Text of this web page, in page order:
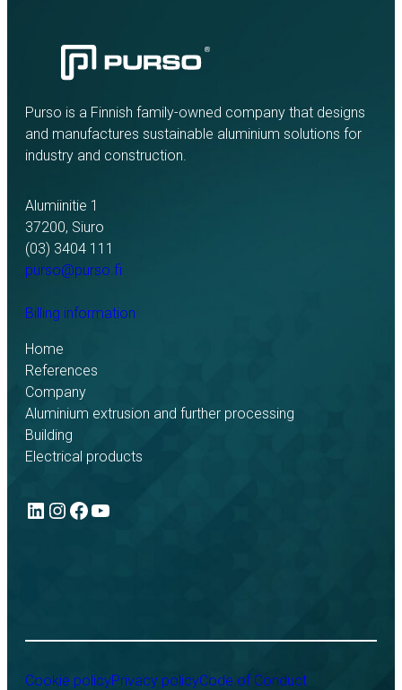
Purso is a Finnish family-owned company that designs
and manufactures sustainable aluminium solutions for
industry and construction.
Alumiinitie 1
37200, Siuro
(03) 3404 111
purso@purso.fi
Billing information
Home
References
Company
Aluminium extrusion and further processing
Building
Electrical products
LinkedIn
Instagram
Facebook
YouTube
Cookie policyPrivacy policyCode of Conduct